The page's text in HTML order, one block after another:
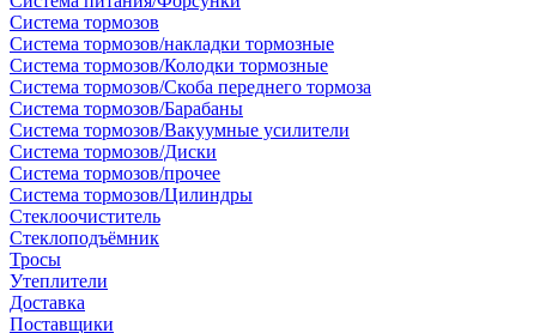
Система тормозов
Система тормозов/накладки тормозные
Система тормозов/Колодки тормозные
Система тормозов/Скоба переднего тормоза
Система тормозов/Барабаны
Система тормозов/Вакуумные усилители
Система тормозов/Диски
Система тормозов/прочее
Система тормозов/Цилиндры
Стеклоочиститель
Стеклоподъёмник
Тросы
Утеплители
Доставка
Поставщики